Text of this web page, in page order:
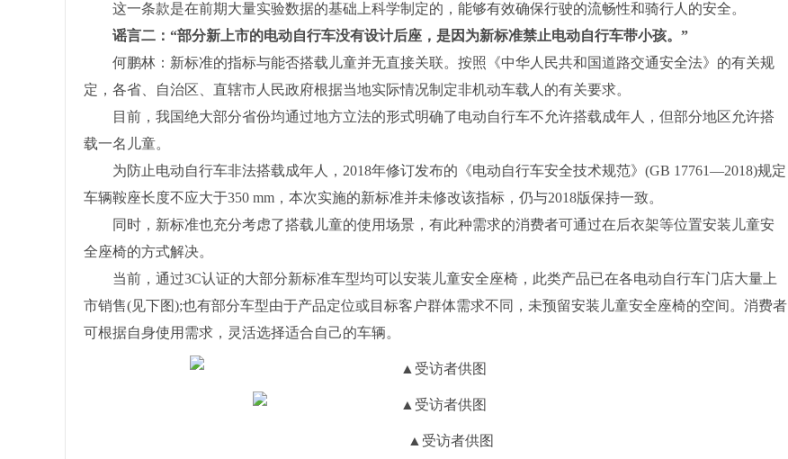
这一条款是在前期大量实验数据的基础上科学制定的，能够有效确保行驶的流畅性和骑行人的安全。
谣言二：“部分新上市的电动自行车没有设计后座，是因为新标准禁止电动自行车带小孩。”
何鹏林：新标准的指标与能否搭载儿童并无直接关联。按照‌《中华人民共和国道路交通安全法》的有关规
定，各省、自治区、直辖市人民政府根据当地实际情况制定非机动车载人的有关要求。
目前，我国绝大部分省份均通过地方立法的形式明确了电动自行车不允许搭载成年人，但部分地区允许搭
载一名儿童。
为防止电动自行车非法搭载成年人，2018年修订发布的《电动自行车安全技术规范》(GB 17761—2018)规定
车辆鞍座长度不应大于350 mm，本次实施的新标准并未修改该指标，仍与2018版保持一致。
同时，新标准也充分考虑了搭载儿童的使用场景，有此种需求的消费者可通过在后衣架等位置安装儿童安
全座椅的方式解决。
当前，通过3C认证的大部分新标准车型均可以安装儿童安全座椅，此类产品已在各电动自行车门店大量上
市销售(见下图);也有部分车型由于产品定位或目标客户群体需求不同，未预留安装儿童安全座椅的空间。消费者
可根据自身使用需求，灵活选择适合自己的车辆。
▲受访者供图